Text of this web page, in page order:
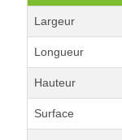
Largeur
Longueur
Hauteur
Surface